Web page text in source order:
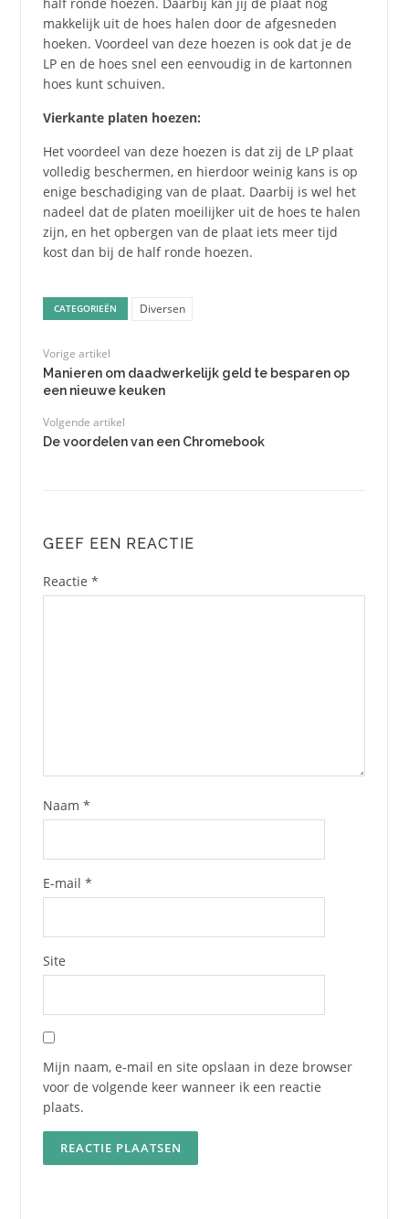
makkelijk uit de hoes halen door de afgesneden
hoeken. Voordeel van deze hoezen is ook dat je de
LP en de hoes snel een eenvoudig in de kartonnen
hoes kunt schuiven.
Vierkante platen hoezen:
Het voordeel van deze hoezen is dat zij de LP plaat
volledig beschermen, en hierdoor weinig kans is op
enige beschadiging van de plaat. Daarbij is wel het
nadeel dat de platen moeilijker uit de hoes te halen
zijn, en het opbergen van de plaat iets meer tijd
kost dan bij de half ronde hoezen.
CATEGORIEËN Diversen
Vorige artikel
Manieren om daadwerkelijk geld te besparen op
een nieuwe keuken
Volgende artikel
De voordelen van een Chromebook
GEEF EEN REACTIE
Reactie *
Naam *
E-mail *
Site
Mijn naam, e-mail en site opslaan in deze browser
voor de volgende keer wanneer ik een reactie
plaats.